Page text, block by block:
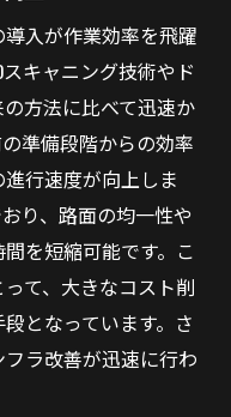
える影響
献する工事
響の最小化
ンフラ投資
ト遂行
のプロジェクト管
デジタル化の進
の手法
入が作業効率を飛躍
キャニング技術やド
方法に比べて迅速か
準備段階からの効率
行速度が向上しま
り、路面の均一性や
を短縮可能です。こ
て、大きなコスト削
となっています。さ
ラ改善が迅速に行わ